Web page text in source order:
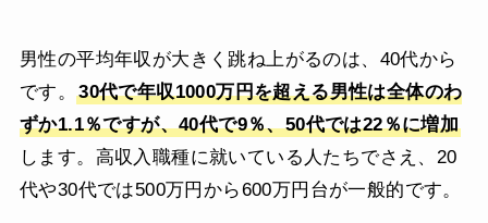
男性の平均年収が大きく跳ね上がるのは、40代から
です。30代で年収1000万円を超える男性は全体のわ
ずか1.1％ですが、40代で9％、50代では22％に増加
します。高収入職種に就いている人たちでさえ、20
代や30代では500万円から600万円台が一般的です。